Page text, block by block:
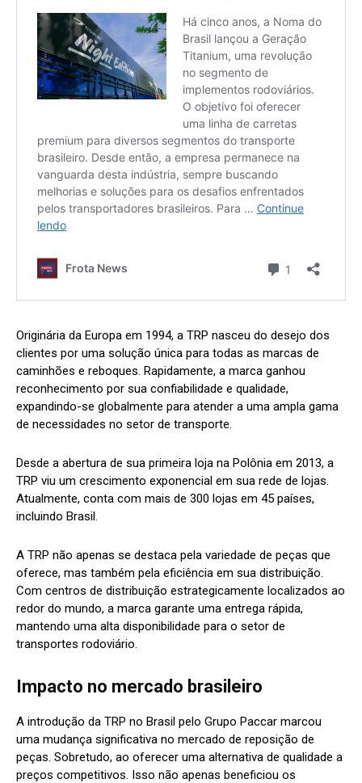
Originária da Europa em 1994, a TRP nasceu do desejo dos
clientes por uma solução única para todas as marcas de
caminhões e reboques. Rapidamente, a marca ganhou
reconhecimento por sua confiabilidade e qualidade,
expandindo-se globalmente para atender a uma ampla gama
de necessidades no setor de transporte.
Desde a abertura de sua primeira loja na Polônia em 2013, a
TRP viu um crescimento exponencial em sua rede de lojas.
Atualmente, conta com mais de 300 lojas em 45 países,
incluindo Brasil.
A TRP não apenas se destaca pela variedade de peças que
oferece, mas também pela eficiência em sua distribuição.
Com centros de distribuição estrategicamente localizados ao
redor do mundo, a marca garante uma entrega rápida,
mantendo uma alta disponibilidade para o setor de
transportes rodoviário.
Impacto no mercado brasileiro
A introdução da TRP no Brasil pelo Grupo Paccar marcou
uma mudança significativa no mercado de reposição de
peças. Sobretudo, ao oferecer uma alternativa de qualidade a
preços competitivos. Isso não apenas beneficiou os